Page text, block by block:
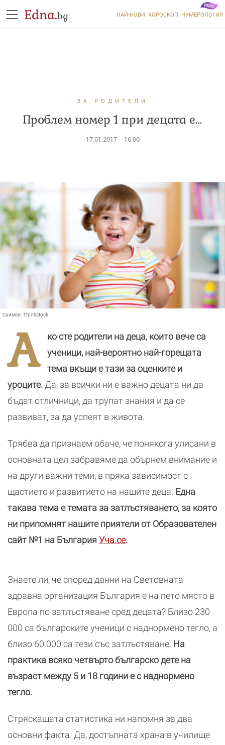
Edna.bg НАЙ-НОВИ ХОРОСКОП НУМЕРОЛОГИЯ
ЗА РОДИТЕЛИ
Проблем номер 1 при децата е…
17.01.2017 16:00
Снимка: Thinkstock
А
ко сте родители на деца, които вече са
ученици, най-вероятно най-горещата
тема вкъщи е тази за оценките и
уроците. Да, за всички ни е важно децата ни да
бъдат отличници, да трупат знания и да се
развиват, за да успеят в живота.
Трябва да признаем обаче, че понякога улисани в
основната цел забравяме да обърнем внимание и
на други важни теми, в пряка зависимост с
щастието и развитието на нашите деца. Една
такава тема е темата за затлъстяването, за която
ни припомнят нашите приятели от Образователен
сайт №1 на България Уча.се.
Знаете ли, че според данни на Световната
здравна организация България е на пето място в
Европа по затлъстяване сред децата? Близо 230
000 са българските ученици с наднормено тегло, а
близо 60 000 са тези със затлъстяване. На
практика всяко четвърто българско дете на
възраст между 5 и 18 години е с наднормено
тегло.
Стряскащата статистика ни напомня за два
основни факта. Да, достъпната храна в училище